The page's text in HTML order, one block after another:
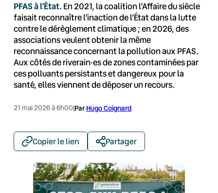
PFAS à l’État. En 2021, la coalition l’Affaire du siècle
faisait reconnaître l’inaction de l’État dans la lutte
contre le dérèglement climatique ; en 2026, des
associations veulent obtenir la même
reconnaissance concernant la pollution aux PFAS.
Aux côtés de riverain·es de zones contaminées par
ces polluants persistants et dangereux pour la
santé, elles viennent de déposer un recours.
21 mai 2026 à 6h00|Par Hugo Coignard
Copier le lien Partager